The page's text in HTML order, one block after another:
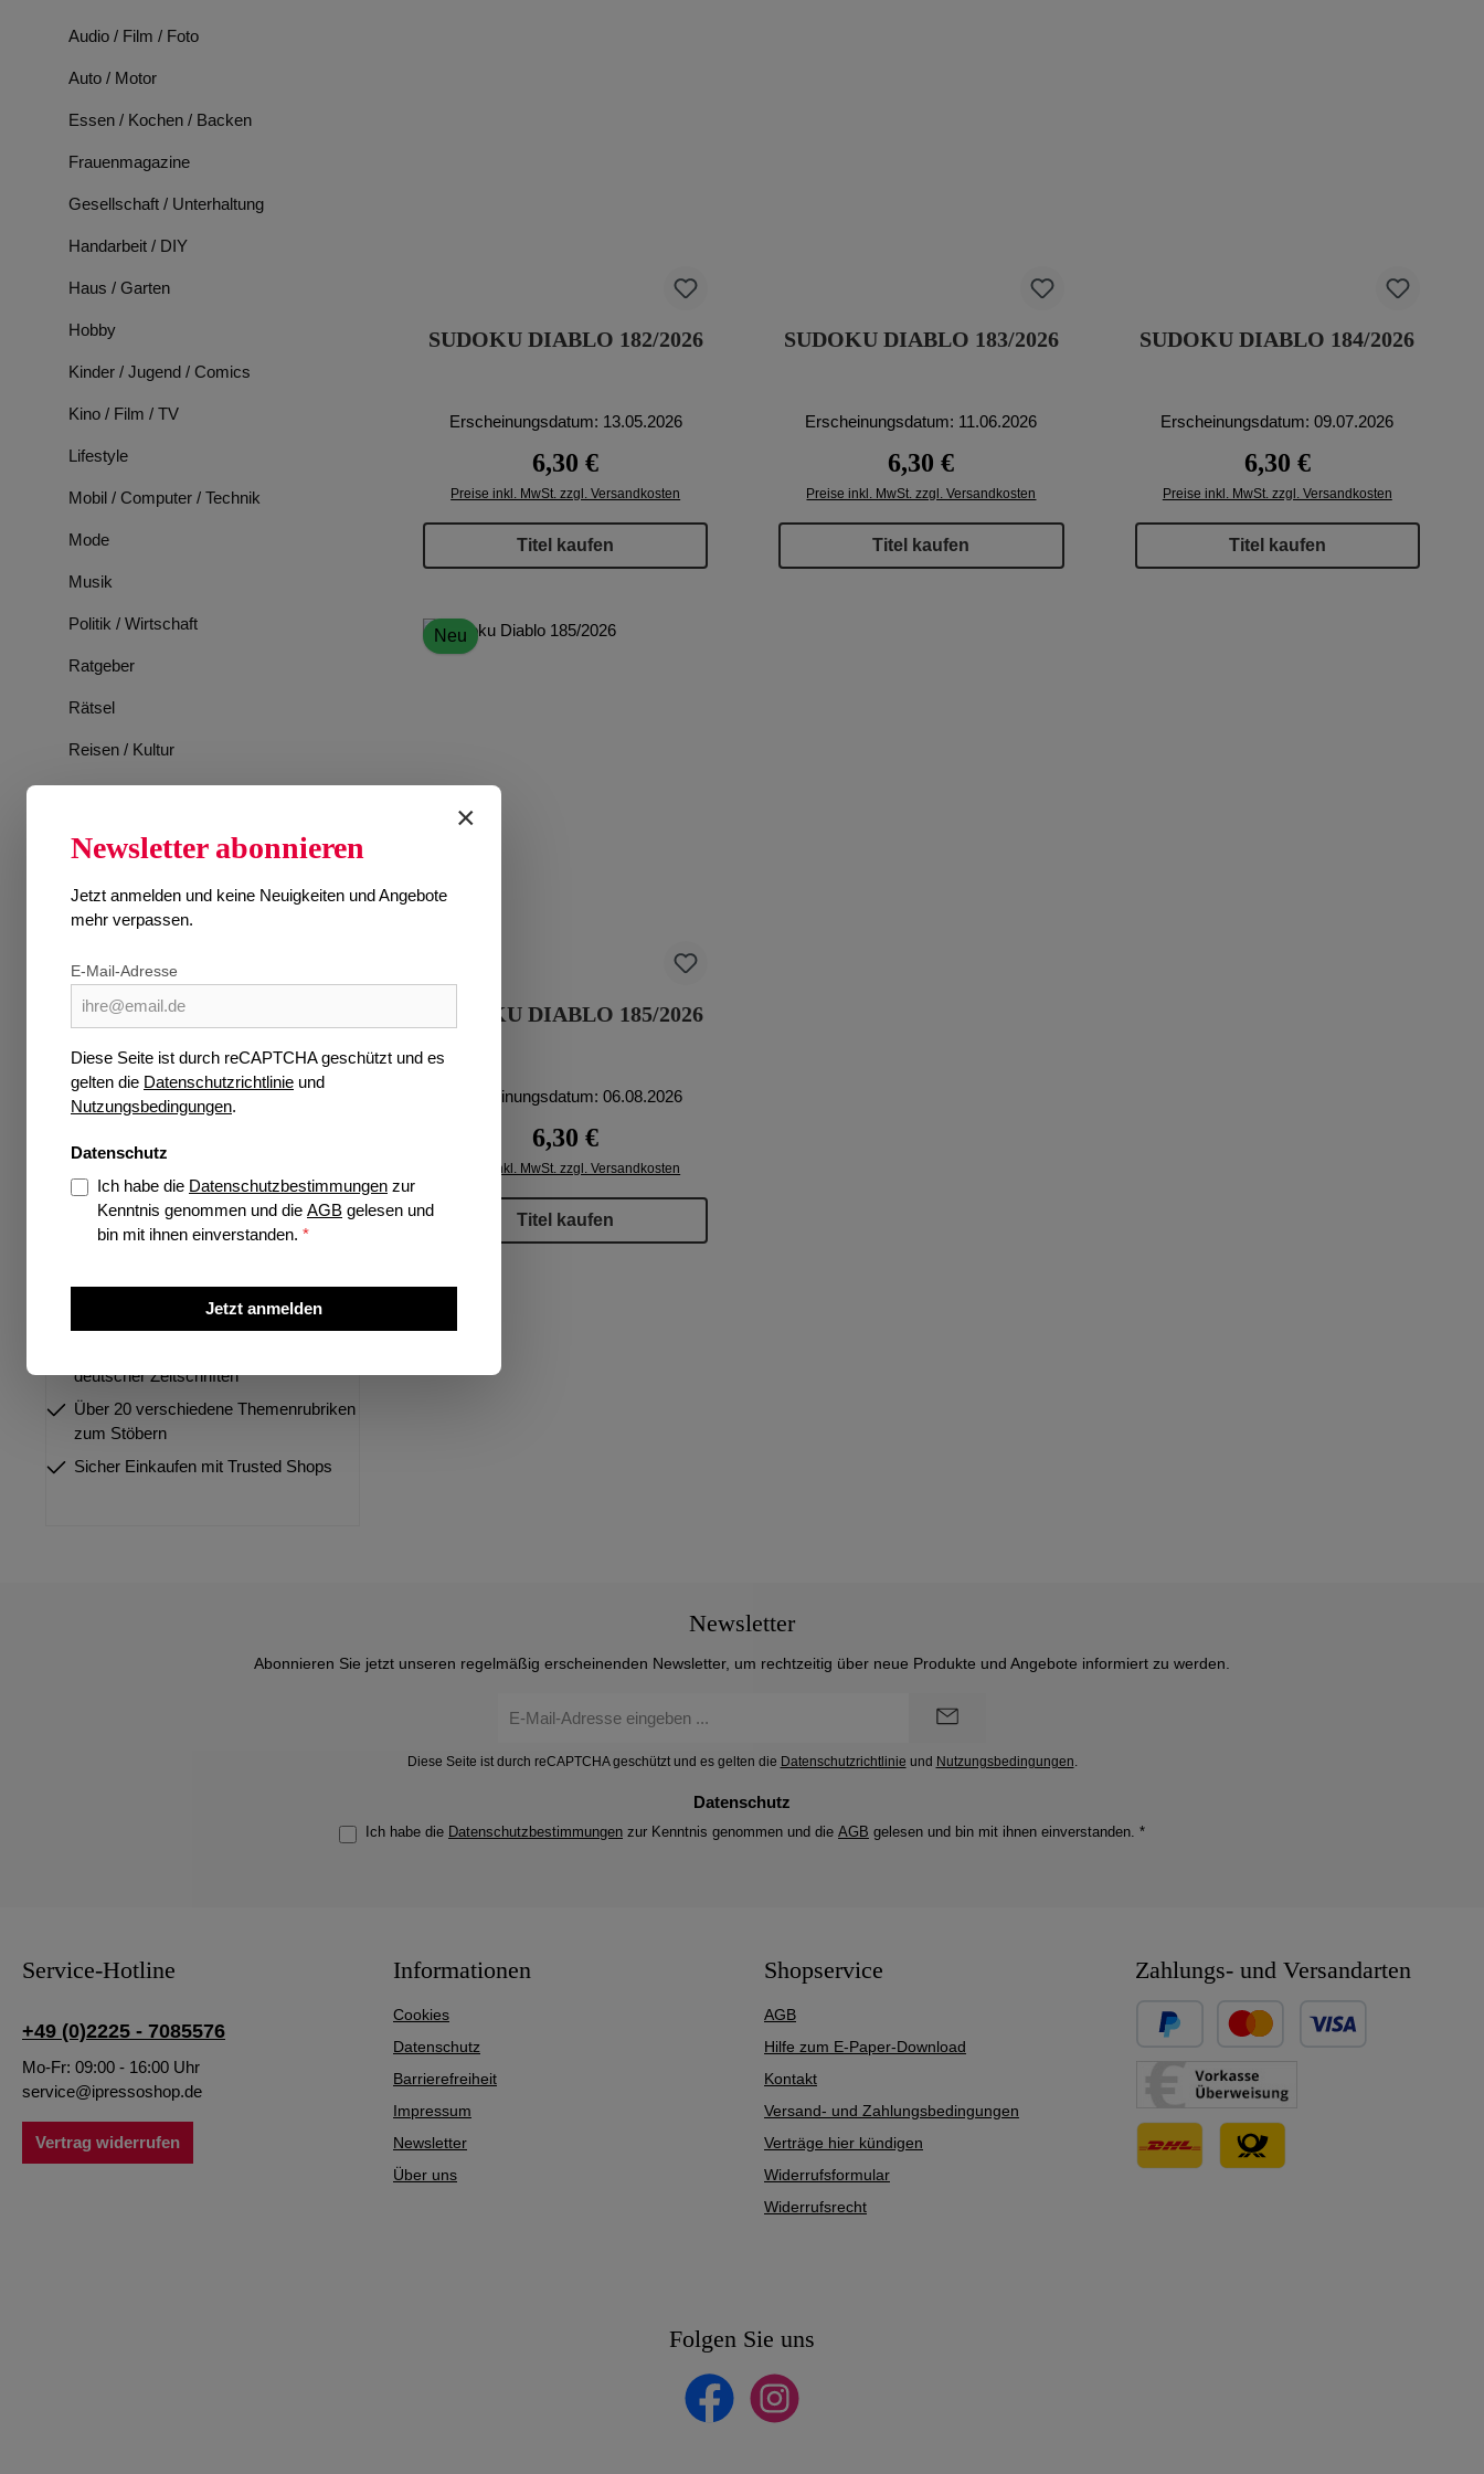
Audio / Film / Foto
Auto / Motor
Essen / Kochen / Backen
Frauenmagazine
Gesellschaft / Unterhaltung
Handarbeit / DIY
Haus / Garten
Hobby
Kinder / Jugend / Comics
Kino / Film / TV
Lifestyle
Mobil / Computer / Technik
Mode
Musik
Politik / Wirtschaft
Ratgeber
Rätsel
Reisen / Kultur
Romane
Tiere
Wissen
Jetzt vorbestellen
und internationale Zeitschriften
deutscher Zeitschriften
Über 20 verschiedene Themenrubriken
zum Stöbern
Sicher Einkaufen mit Trusted Shops
SUDOKU DIABLO 182/2026
Erscheinungsdatum: 13.05.2026
Regulärer Preis:
6,30 €
Preise inkl. MwSt. zzgl. Versandkosten
Titel kaufen
SUDOKU DIABLO 183/2026
Erscheinungsdatum: 11.06.2026
Regulärer Preis:
6,30 €
Preise inkl. MwSt. zzgl. Versandkosten
Titel kaufen
SUDOKU DIABLO 184/2026
Erscheinungsdatum: 09.07.2026
Regulärer Preis:
6,30 €
Preise inkl. MwSt. zzgl. Versandkosten
Titel kaufen
Neu
SUDOKU DIABLO 185/2026
Erscheinungsdatum: 06.08.2026
Regulärer Preis:
6,30 €
Preise inkl. MwSt. zzgl. Versandkosten
Titel kaufen
Newsletter
Abonnieren Sie jetzt unseren regelmäßig erscheinenden Newsletter, um rechtzeitig über neue Produkte und Angebote informiert zu werden.
Mail-
Diese Seite ist durch reCAPTCHA geschützt und es gelten die Datenschutzrichtlinie und Nutzungsbedingungen
Datenschutz
Ich habe die Datenschutzbestimmungen zur Kenntnis genommen und die AGB gelesen und bin mit ihnen einverstanden. *
Service-Hotline
+49 (0)2225 - 7085576
Mo-Fr: 09:00 - 16:00 Uhr
service@ipressoshop.de
Vertrag widerrufen
Informationen
Cookies
Datenschutz
Barrierefreiheit
Impressum
Newsletter
Über uns
Shopservice
AGB
Hilfe zum E-Paper-Download
Kontakt
Versand- und Zahlungsbedingungen
Verträge hier kündigen
Widerrufsformular
Widerrufsrecht
Zahlungs- und Versandarten
Benutzerdefiniertes Bild 1
Benutzerdefiniertes Bild 3
Folgen Sie uns
Facebook Instagram
×
Newsletter abonnieren
Jetzt anmelden und keine Neuigkeiten und Angebote
mehr verpassen.
E-Mail-Adresse
Diese Seite ist durch reCAPTCHA geschützt und es
gelten die Datenschutzrichtlinie und
Nutzungsbedingungen.
Datenschutz
Ich habe die Datenschutzbestimmungen zur
Kenntnis genommen und die AGB gelesen und
bin mit ihnen einverstanden. *
Jetzt anmelden